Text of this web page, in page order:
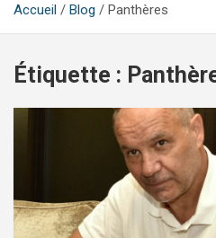
Accueil Blog Panthères
Étiquette :